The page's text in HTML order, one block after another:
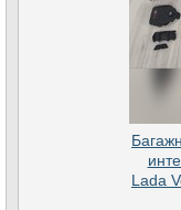
Lada